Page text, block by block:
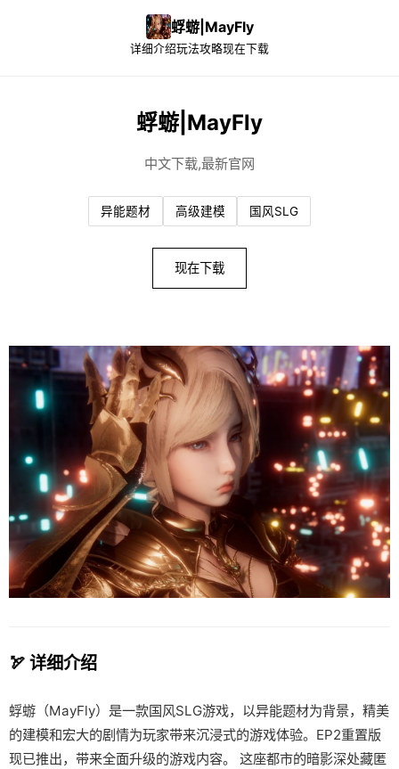
蜉蝣|MayFly
详细介绍玩法攻略现在下载
蜉蝣|MayFly
中文下载,最新官网
异能题材 高级建模 国风SLG
现在下载
🏹 详细介绍
蜉蝣（MayFly）是一款国风SLG游戏，以异能题材为背景，精美
的建模和宏大的剧情为玩家带来沉浸式的游戏体验。EP2重置版
现已推出，带来全面升级的游戏内容。 这座都市的暗影深处藏匿